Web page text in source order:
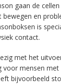
gaan de
en
is
contact.
met het
voor mensen
bijvoorbeeld